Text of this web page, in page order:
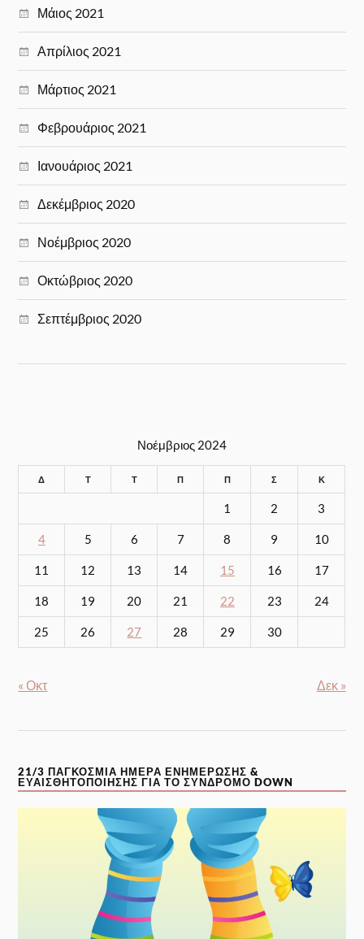
Μάιος 2021
Απρίλιος 2021
Μάρτιος 2021
Φεβρουάριος 2021
Ιανουάριος 2021
Δεκέμβριος 2020
Νοέμβριος 2020
Οκτώβριος 2020
Σεπτέμβριος 2020
Νοέμβριος 2024
Δ Τ Τ Π Π Σ Κ
1 2 3
4 5 6 7 8 9 10
11 12 13 14 15 16 17
18 19 20 21 22 23 24
25 26 27 28 29 30
« Οκτ Δεκ »
21/3 ΠΑΓΚΌΣΜΙΑ ΗΜΈΡΑ ΕΝΗΜΈΡΩΣΗΣ &
ΕΥΑΙΣΘΗΤΟΠΟΊΗΣΗΣ ΓΙΑ ΤΟ ΣΎΝΔΡΟΜΟ DOWN